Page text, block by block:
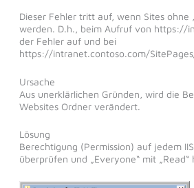
Dieser Fehler tritt auf, wenn Sites ohne
werden. D.h., beim Aufruf von https://
der Fehler auf und bei
https://intranet.contoso.com/
Ursache
Aus unerklärlichen Gründen, wird die
Websites Ordner verändert.
Lösung
Berechtigung (Permission) auf jedem
überprüfen und „Everyone“ mit „Read“